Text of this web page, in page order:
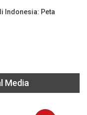
Indonesia: Peta
Media